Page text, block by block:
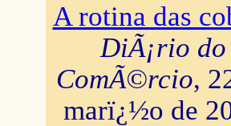
A rotina das
DiÃ¡rio do
ComÃ©rcio,
marï¿½o de